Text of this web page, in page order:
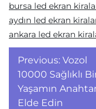
bursa led ekran
aydın led ekran
ankara led ekran
Yazı
Previous: Vozol
10000 Sağlıklı
Yaşamın
Elde Edin